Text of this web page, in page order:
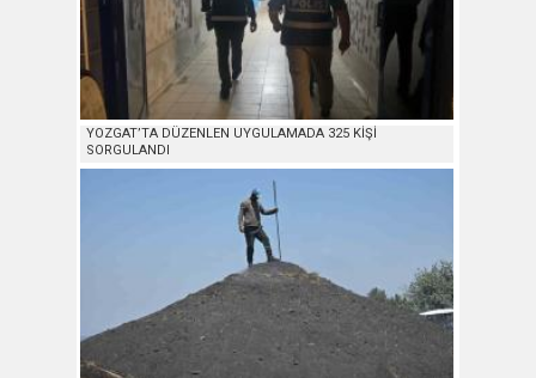
YOZGAT’TA DÜZENLEN UYGULAMADA 325 KİŞİ
SORGULANDI